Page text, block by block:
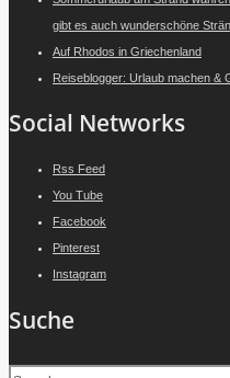
gibt es auch wunderschöne
Auf Rhodos in Griechenland
Reiseblogger: Urlaub machen &
Social Networks
Rss Feed
You Tube
Facebook
Pinterest
Instagram
Suche